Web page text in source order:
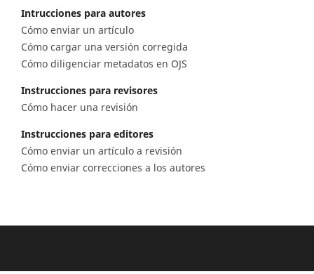
Intrucciones para autores
Cómo enviar un artículo
Cómo cargar una versión corregida
Cómo diligenciar metadatos en OJS
Instrucciones para revisores
Cómo hacer una revisión
Instrucciones para editores
Cómo enviar un artículo a revisión
Cómo enviar correcciones a los autores